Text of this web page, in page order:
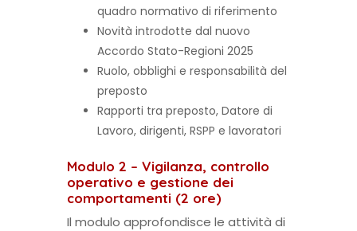
quadro normativo di riferimento
Novità introdotte dal nuovo
Accordo Stato-Regioni 2025
Ruolo, obblighi e responsabilità del
preposto
Rapporti tra preposto, Datore di
Lavoro, dirigenti, RSPP e lavoratori
Modulo 2 – Vigilanza, controllo
operativo e gestione dei
comportamenti (2 ore)
Il modulo approfondisce le attività di